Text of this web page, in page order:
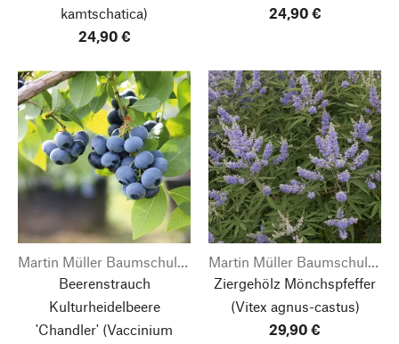
kamtschatica)
24,90 €
24,90 €
Martin Müller Baumschulen
Beerenstrauch
Kulturheidelbeere
'Chandler' (Vaccinium
Martin Müller Baumschulen
Ziergehölz Mönchspfeffer
(Vitex agnus-castus)
29,90 €